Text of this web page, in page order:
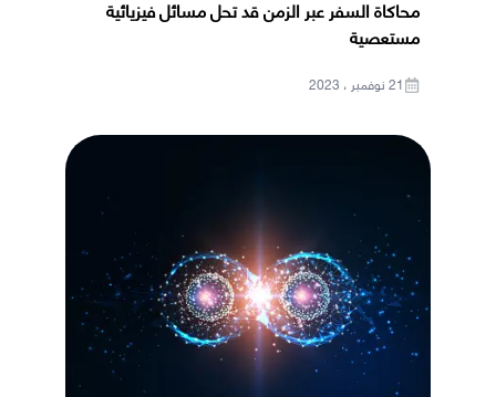
محاكاة السفر عبر الزمن قد تحل مسائل فيزيائية
مستعصية
21 نوفمبر ، 2023